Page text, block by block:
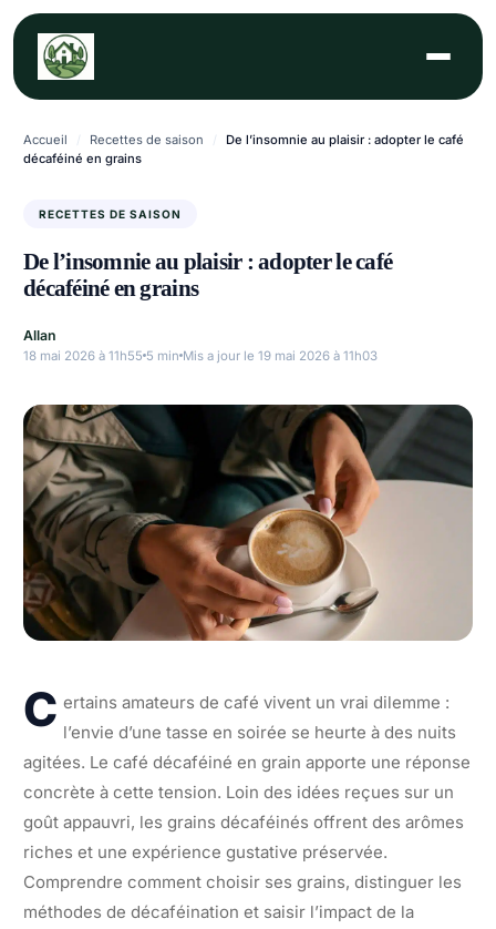
Aller
contenu
Accueil / Recettes de saison /
De l’insomnie au plaisir : adopter le café
décaféiné en grains
RECETTES DE SAISON
De l’insomnie au plaisir : adopter le café
décaféiné en grains
Allan
18 mai 2026 à 11h55 5 min Mis a jour le 19 mai 2026 à 11h03
C ertains amateurs de café vivent un vrai dilemme :
l’envie d’une tasse en soirée se heurte à des nuits
agitées. Le café décaféiné en grain apporte une réponse
concrète à cette tension. Loin des idées reçues sur un
goût appauvri, les grains décaféinés offrent des arômes
riches et une expérience gustative préservée.
Comprendre comment choisir ses grains, distinguer les
méthodes de décaféination et saisir l’impact de la